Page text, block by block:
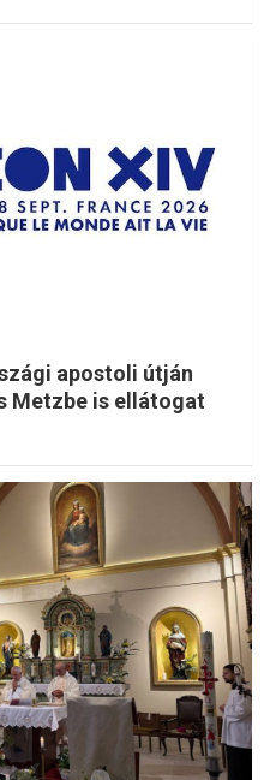
apostoli útján
Metzbe is ellátogat